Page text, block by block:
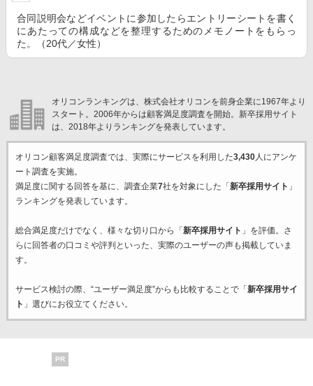
合同説明会などイベントに参加したらエントリーシートを書く
にあたっての構成などを整理するためのメモノートをもらっ
た。（20代／女性）
オリコンランキングは、株式会社オリコンを前身企業に1967年より
スタート。2006年からは顧客満足度調査を開始。新卒採用サイト
は、2018年よりランキングを発表しています。
オリコン顧客満足度調査では、実際にサービスを利用した3,430人にアンケ
ート調査を実施。
満足度に関する回答を基に、調査企業7社を対象にした「 新卒採用サイト 」
ランキングを発表しています。
総合満足度だけでなく、様々な切り口から「 新卒採用サイト 」を評価。さ
らに回答者の口コミや評判といった、実際のユーザーの声も掲載していま
す。
サービス検討の際、“ユーザー満足度”からも比較することで「 新卒採用サイ
ト 」選びにお役立てください。
PR